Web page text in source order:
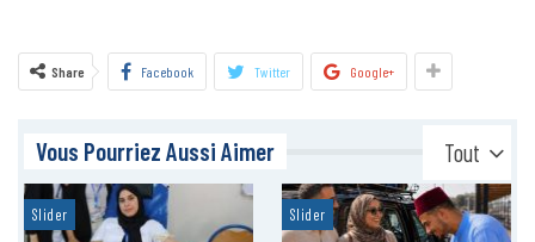
Share Facebook Twitter Google+
Tout
Vous Pourriez Aussi Aimer
Slider Slider